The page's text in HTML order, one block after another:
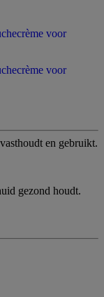
voor
gezond houdt.